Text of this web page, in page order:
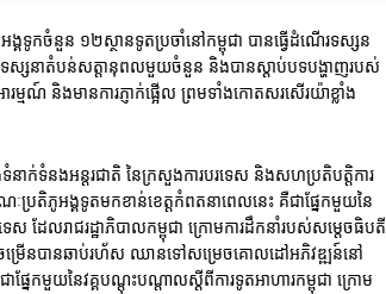
ទូកចំនួន ១២ស្ថានទូតប្រចាំនៅកម្ពុជា បានធ្វើដំណើរទស្សន
ទស្សនាតំបន់សត្តានុពលមួយចំនួន និងបានស្តាប់បទបង្ហាញរបស់
មណ៍ និងមានការភ្ញាក់ផ្អើល ព្រមទាំងកោតសរសើរយ៉ាខ្លាំង
នាក់ទំនងអន្តរជាតិ នៃក្រសួងការបរទេស និងសហប្រតិបត្តិការ
ប្រតិភូអង្គទូតមកខាន់ខេត្តកំពតនាពេលនេះ គឺជាផ្នែកមួយនៃ
េស ដែលរាជរដ្ឋាភិបាលកម្ពុជា ក្រោមការដឹកនាំរបស់សម្តេចធិបតី
ចម្រើនបានឆាប់រហ័ស ឈានទៅសម្រេចគោលដៅអភិវឌ្ឍន៍នៅ
ែកមួយនៃវគ្គបណ្តុះបណ្តាលស្តីពីការទូតអាហារកម្ពុជា ក្រោម